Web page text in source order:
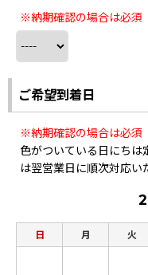
※納期確認の場合は必須
ご希望到着日
※納期確認の場合は必須
色がついている日にちは
は翌営業日に順次対応い
日 月 火